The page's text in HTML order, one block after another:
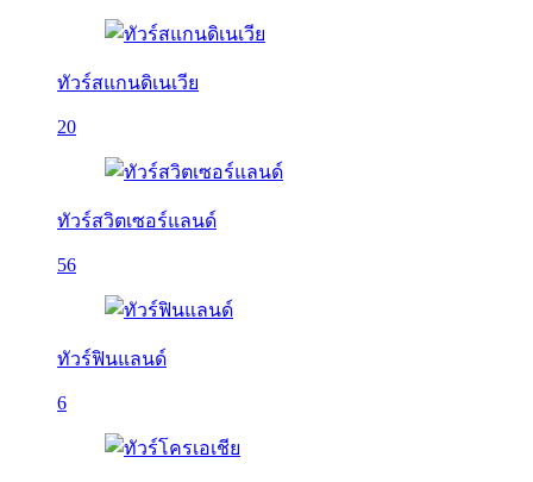
ทัวร์สแกนดิเนเวีย
20
ทัวร์สวิตเซอร์แลนด์
56
ทัวร์ฟินแลนด์
6